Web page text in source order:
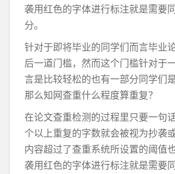
袭用红色的字体进行标注就是需要
分。
针对于即将毕业的同学们而言毕业
后一道门槛，然而这个门槛针对于
言是比较轻松的也有一部分同学们
那么知网查重什么程度算重复？
在论文查重检测的过程里只要一句
个以上重复的字数就会被视为抄袭
内容超过了查重系统所设置的阈值
袭用红色的字体进行标注就是需要